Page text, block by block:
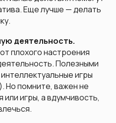
Еще лучше — делать
деятельность.
плохого настроения
Полезными
игры
Но помните, важен не
игры, а вдумчивость,